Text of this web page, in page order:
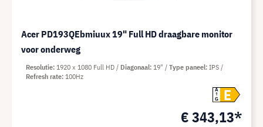
Acer PD193QEbmiuux 19" Full HD draagbare monitor
voor onderweg
A
G
E
€ 343,13*
Resolutie 1920 x 1080 Full HD Diagonaal 19" Type paneel IPS
Refresh rate 100Hz